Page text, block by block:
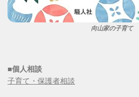
向山家の子育て
■個人相談
子育て・保護者相談